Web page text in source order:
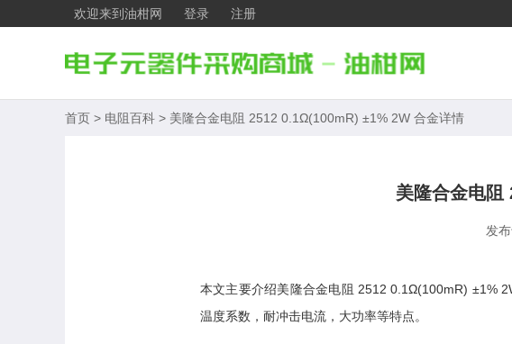
欢迎来到油柑网 登录 注册
首页 > 电阻百科 > 美隆合金电阻 2512 0.1Ω(100mR) ±1% 2W 合金详情
美隆合金电
发
本文主要介绍美隆合金电阻 2512 0.1Ω(100mR) ±1%
温度系数，耐冲击电流，大功率等特点。